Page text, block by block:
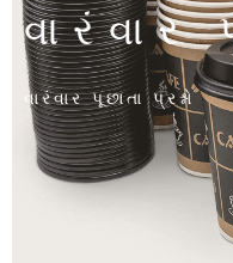
વારંવાર
વારંવાર પૂછાતા પ્રશ્નો